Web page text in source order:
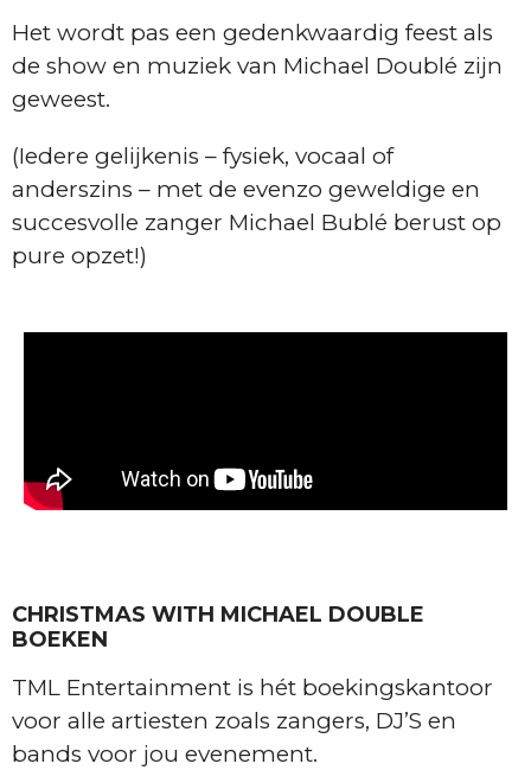
Het wordt pas een gedenkwaardig feest als
de show en muziek van Michael Doublé zijn
geweest.
(Iedere gelijkenis – fysiek, vocaal of
anderszins – met de evenzo geweldige en
succesvolle zanger Michael Bublé berust op
pure opzet!)
CHRISTMAS WITH MICHAEL DOUBLE
BOEKEN
TML Entertainment is hét boekingskantoor
voor alle artiesten zoals zangers, DJ’S en
bands voor jou evenement.